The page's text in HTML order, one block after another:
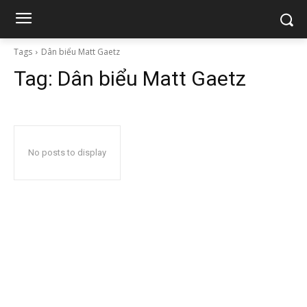
Tags Dân biểu Matt Gaetz
Tag: Dân biểu Matt Gaetz
No posts to display